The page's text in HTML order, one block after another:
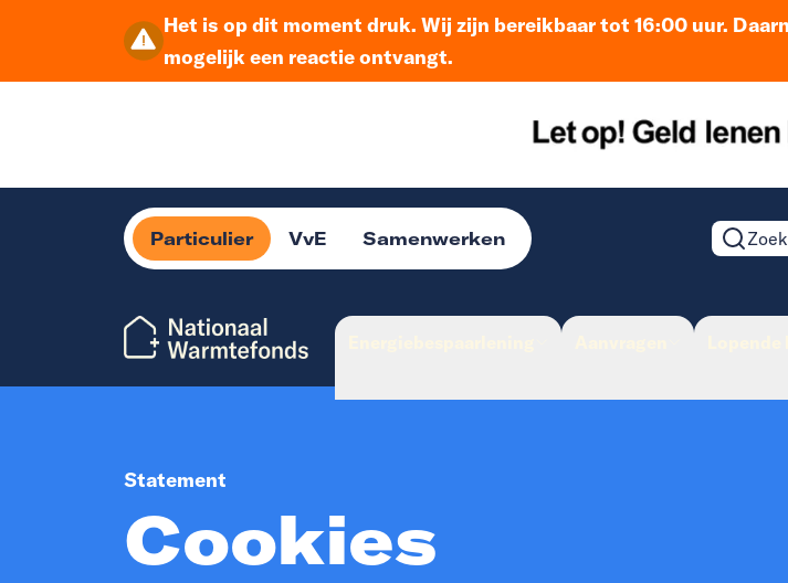
Het is op dit moment druk. Wij zijn bereikbaar tot 16:00 uur.
mogelijk een reactie ontvangt.
Particulier VvE Samenwerken
Zoeken
Statement
Cookies